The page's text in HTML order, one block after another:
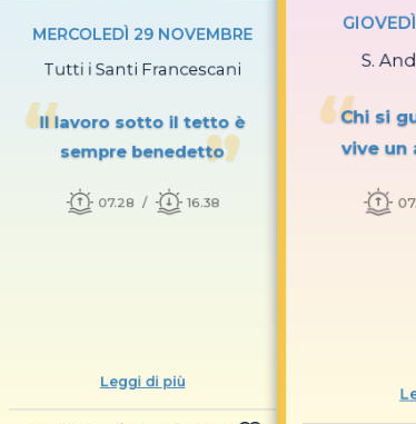
MERCOLEDÌ 29 NOVEMBRE
Tutti i Santi Francescani
Il lavoro sotto il tetto è
sempre benedetto
07.28 16.38
Leggi di più
S.
Chi si
vive un